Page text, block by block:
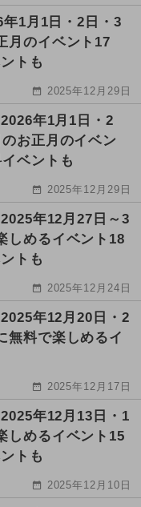
年1月1日・2日・3
月のイベント17
トも
2025年12月29日
2026年1月1日・2
お正月のイベン
ベントも
2025年12月29日
2025年12月27日～3
しめるイベント18
トも
2025年12月24日
2025年12月20日・2
無料で楽しめるイ
2025年12月17日
2025年12月13日・1
しめるイベント15
トも
2025年12月10日